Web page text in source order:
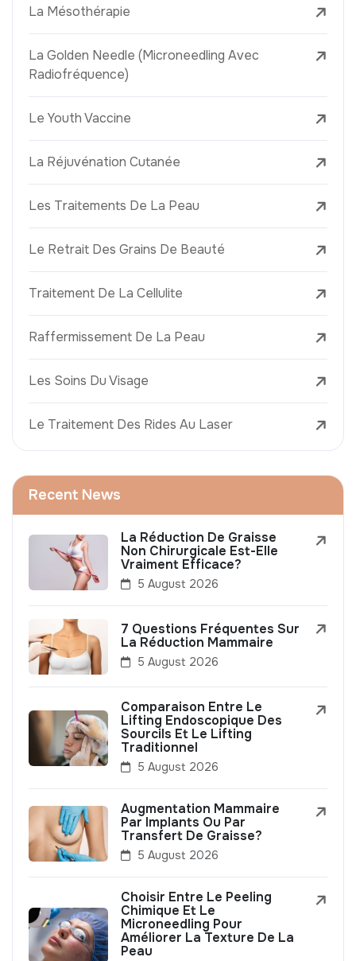
La Mésothérapie
La Golden Needle (Microneedling Avec
Radiofréquence)
Le Youth Vaccine
La Réjuvénation Cutanée
Les Traitements De La Peau
Le Retrait Des Grains De Beauté
Traitement De La Cellulite
Raffermissement De La Peau
Les Soins Du Visage
Le Traitement Des Rides Au Laser
Recent News
La Réduction De Graisse
Non Chirurgicale Est-Elle
Vraiment Efficace?
5 August 2026
7 Questions Fréquentes Sur
La Réduction Mammaire
5 August 2026
Comparaison Entre Le
Lifting Endoscopique Des
Sourcils Et Le Lifting
Traditionnel
5 August 2026
Augmentation Mammaire
Par Implants Ou Par
Transfert De Graisse?
5 August 2026
Choisir Entre Le Peeling
Chimique Et Le
Microneedling Pour
Améliorer La Texture De La
Peau